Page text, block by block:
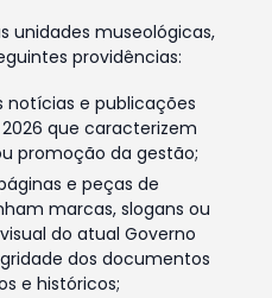
unidades museológicas,
providências:
e publicações
que caracterizem
promoção da gestão;
e peças de
marcas, slogans ou
do atual Governo
dos documentos
e históricos;